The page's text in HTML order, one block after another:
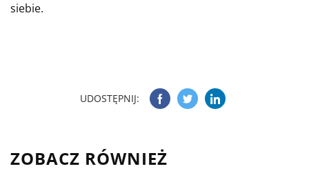
siebie.
UDOSTĘPNIJ:
ZOBACZ RÓWNIEŻ